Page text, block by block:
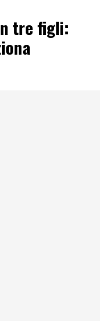
tre figli: